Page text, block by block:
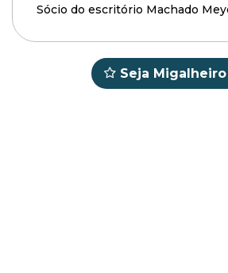
Sócio do escritório Machado
Seja Migalheiro